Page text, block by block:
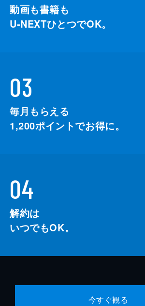
動画も書籍も
U-NEXTひとつでOK。
03
毎月もらえる
1,200ポイントでお得に。
04
解約は
いつでもOK。
今すぐ観る